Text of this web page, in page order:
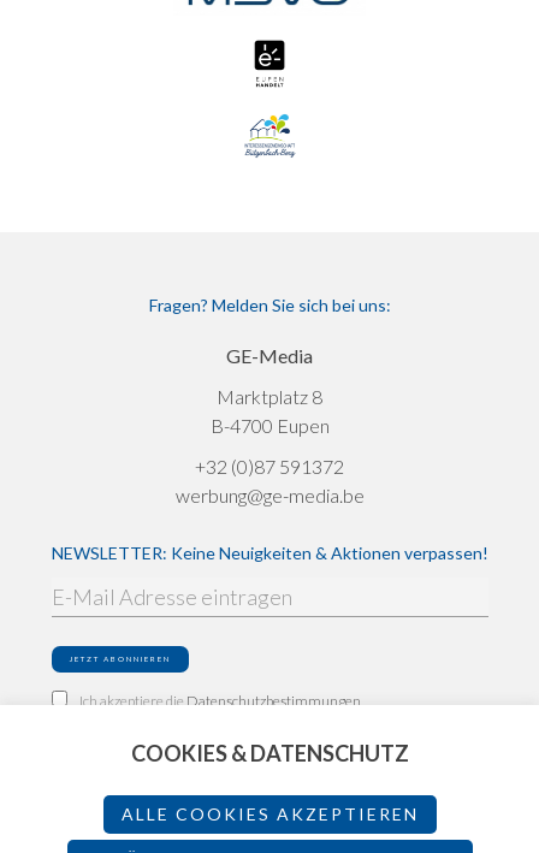
Fragen? Melden Sie sich bei uns:
GE-Media
Marktplatz 8
B-4700 Eupen
+32 (0)87 591372
werbung@ge-media.be
NEWSLETTER: Keine Neuigkeiten & Aktionen verpassen!
Ich akzeptiere die Datenschutzbestimmungen
Impressum
Datenschutz
COOKIES & DATENSCHUTZ
ALLE COOKIES AKZEPTIEREN